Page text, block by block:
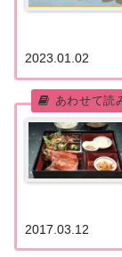
2023.01.02
2017.03.12